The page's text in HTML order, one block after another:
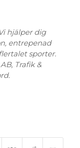
hjälper dig
entrepenad
sporter.
Trafik &